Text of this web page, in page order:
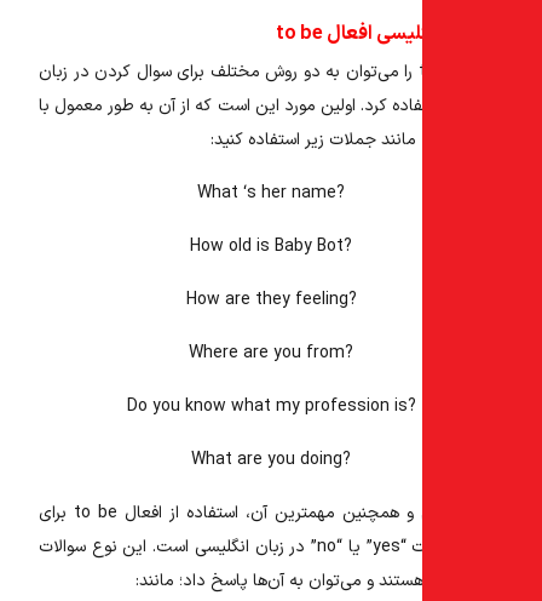
را می‌توان به دو روش مختلف برای سوال کردن در زبان
کرد. اولین مورد این است که از آن به طور معمول با
What ‘s
Howold
How are
Where are
Do you knowwhat my profession is
What are
و همچنین مهمترین آن، استفاده ازافعال to be
برای
ایجاد سوالات “yes” یا “no” در زبان انگلیسی است. این نوع سوالات
و می‌توان به آن‌ها پاسخ داد؛ مانند: